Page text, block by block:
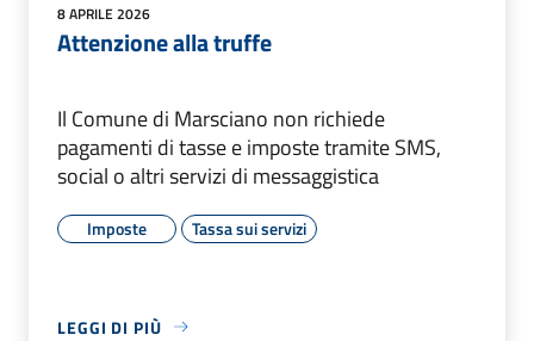
8 APRILE 2026
Attenzione alla truffe
Il Comune di Marsciano non richiede
pagamenti di tasse e imposte tramite SMS,
social o altri servizi di messaggistica
Imposte Tassa sui servizi
LEGGI DI PIÙ